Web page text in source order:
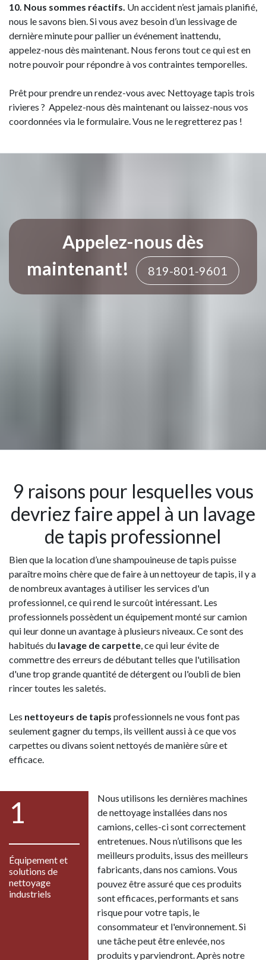
10. Nous sommes réactifs. Un accident n’est jamais planifié,
nous le savons bien. Si vous avez besoin d’un lessivage de
dernière minute pour pallier un événement inattendu,
appelez-nous dès maintenant. Nous ferons tout ce qui est en
notre pouvoir pour répondre à vos contraintes temporelles.
Prêt pour prendre un rendez-vous avec Nettoyage tapis trois
rivieres ? Appelez-nous dès maintenant ou laissez-nous vos
coordonnées via le formulaire. Vous ne le regretterez pas !
Appelez-nous dès
maintenant!
819-801-9601
9 raisons pour lesquelles vous
devriez faire appel à un lavage
de tapis professionnel
Bien que la location d’une shampouineuse de tapis puisse
paraître moins chère que de faire à un nettoyeur de tapis, il y a
de nombreux avantages à utiliser les services d'un
professionnel, ce qui rend le surcoût intéressant. Les
professionnels possèdent un équipement monté sur camion
qui leur donne un avantage à plusieurs niveaux. Ce sont des
habitués du lavage de carpette , ce qui leur évite de
commettre des erreurs de débutant telles que l'utilisation
d'une trop grande quantité de détergent ou l'oubli de bien
rincer toutes les saletés.
Les nettoyeurs de tapis professionnels ne vous font pas
seulement gagner du temps, ils veillent aussi à ce que vos
carpettes ou divans soient nettoyés de manière sûre et
efficace.
1
Équipement et
solutions de
nettoyage
industriels
Nous utilisons les dernières machines
de nettoyage installées dans nos
camions, celles-ci sont correctement
entretenues. Nous n’utilisons que les
meilleurs produits, issus des meilleurs
fabricants, dans nos camions. Vous
pouvez être assuré que ces produits
sont efficaces, performants et sans
risque pour votre tapis, le
consommateur et l'environnement. Si
une tâche peut être enlevée, nos
produits y parviendront. Après notre